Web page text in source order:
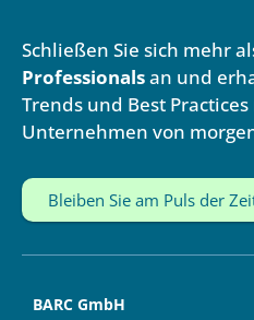
d
i
n
b
e
Schließen Sie sich mehr
Professionalsan und
Trends und Best
Unternehmen von
Bleiben Sie am Puls der
BARC GmbH